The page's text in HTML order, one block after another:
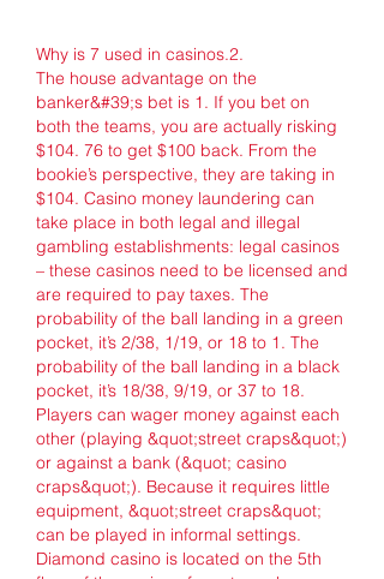
Why is 7 used in casinos.2.
The house advantage on the
banker&#39;s bet is 1. If you bet on
both the teams, you are actually risking
$104. 76 to get $100 back. From the
bookie’s perspective, they are taking in
$104. Casino money laundering can
take place in both legal and illegal
gambling establishments: legal casinos
– these casinos need to be licensed and
are required to pay taxes. The
probability of the ball landing in a green
pocket, it’s 2/38, 1/19, or 18 to 1. The
probability of the ball landing in a black
pocket, it’s 18/38, 9/19, or 37 to 18.
Players can wager money against each
other (playing &quot;street craps&quot;)
or against a bank (&quot; casino
craps&quot;). Because it requires little
equipment, &quot;street craps&quot;
can be played in informal settings.
Diamond casino is located on the 5th